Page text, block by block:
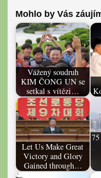
Mohlo by Vás
Vážený soudruh
KIM ČONG UN se
setkal s vítězi…
Let Us Make Great
Victory and Glory
Gained through…